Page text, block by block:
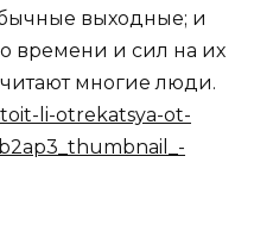
выходные; и
времени и сил на их
многие люди.